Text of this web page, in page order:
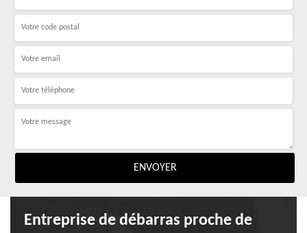
Entreprise de débarras proche de